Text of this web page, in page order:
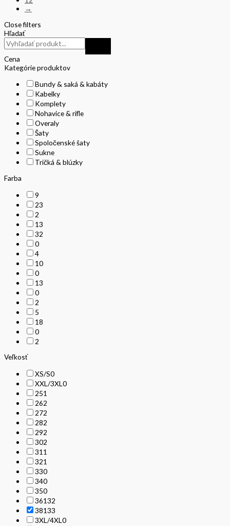
→
Close filters
Hľadať
Cena
Kategórie produktov
Bundy & saká & kabáty
Kabelky
Komplety
Nohavice & rifle
Overaly
Šaty
Spoločenské šaty
Sukne
Tričká & blúzky
Farba
9
23
2
13
32
0
4
10
0
13
0
2
5
18
0
2
Veľkosť
XS/S0
XXL/3XL0
251
262
272
282
292
302
31 1
321
330
340
350
36132
38133
3XL/4XL0